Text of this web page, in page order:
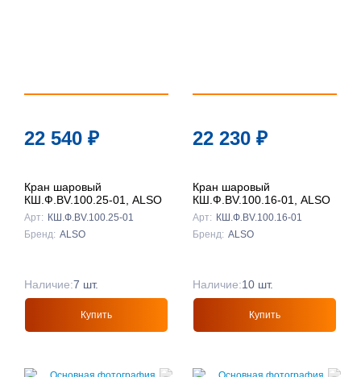
22 540 ₽
Кран шаровый
КШ.Ф.BV.100.25-01, ALSO
Арт: КШ.Ф.BV.100.25-01
Бренд: ALSO
Наличие:7 шт.
Купить
22 230 ₽
Кран шаровый
КШ.Ф.BV.100.16-01, ALSO
Арт: КШ.Ф.BV.100.16-01
Бренд: ALSO
Наличие:10 шт.
Купить